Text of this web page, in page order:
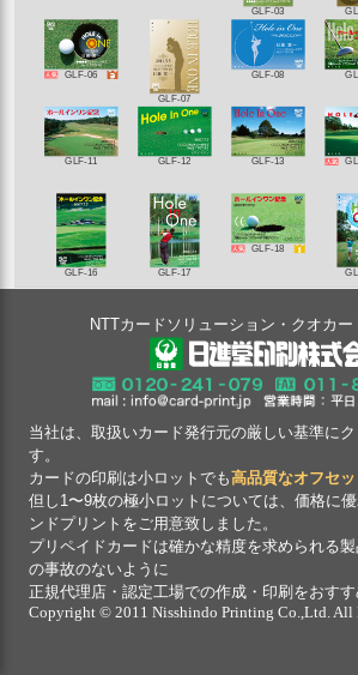
GLF-03
GLF-06
GLF-07
GLF-08
GLF-11 GLF-12 GLF-13
GLF-16 GLF-17
GLF-18
NTTカードソリューション・クオカ
当社は、取扱いカード発行元の厳しい基準に
す。
カードの印刷は小ロットでも高品質なオフセッ
但し1〜9枚の極小ロットについては、価格に
ンドプリントをご用意致しました。
プリペイドカードは確かな精度を求められる
の事故のないように
正規代理店・認定工場での作成・印刷をおすす
Copyright © 2011 Nisshindo Printing Co.,Ltd. All